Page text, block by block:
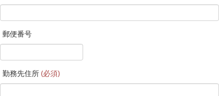
郵便番号
勤務先住所 (必須)